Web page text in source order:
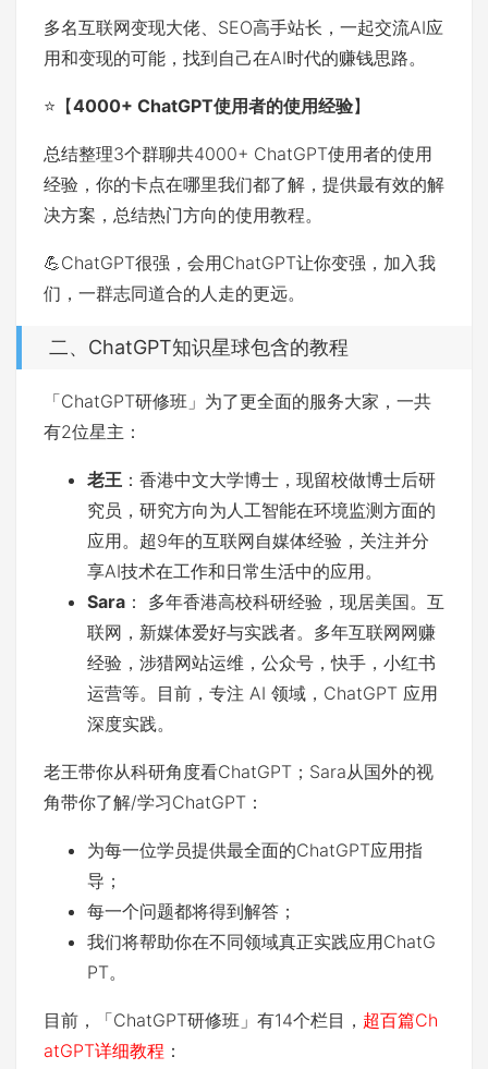
多名互联网变现大佬、SEO高手站长，一起交流AI应
用和变现的可能，找到自己在AI时代的赚钱思路。
⭐️【4000+ ChatGPT使用者的使用经验】
总结整理3个群聊共4000+ ChatGPT使用者的使用
经验，你的卡点在哪里我们都了解，提供最有效的解
决方案，总结热门方向的使用教程。
💪ChatGPT很强，会用ChatGPT让你变强，加入我
们，一群志同道合的人走的更远。
二、ChatGPT知识星球包含的教程
「ChatGPT研修班」为了更全面的服务大家，一共
有2位星主：
老王 ：香港中文大学博士，现留校做博士后研
究员，研究方向为人工智能在环境监测方面的
应用。超9年的互联网自媒体经验，关注并分
享AI技术在工作和日常生活中的应用。
Sara ： 多年香港高校科研经验，现居美国。互
联网，新媒体爱好与实践者。多年互联网网赚
经验，涉猎网站运维，公众号，快手，小红书
运营等。目前，专注 AI 领域，ChatGPT 应用
深度实践。
老王带你从科研角度看ChatGPT；Sara从国外的视
角带你了解/学习ChatGPT：
为每一位学员提供最全面的ChatGPT应用指
导；
每一个问题都将得到解答；
我们将帮助你在不同领域真正实践应用ChatG
PT。
目前，「ChatGPT研修班」有14个栏目， 超百篇Ch
atGPT详细教程 ：